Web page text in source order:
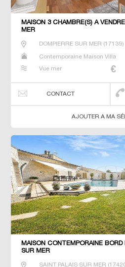
MAISON 3 CHAMBRE(S) À
MER
DOMPIERRE SUR MER (17139)
Contemporaine Maison Villa
Vue mer
CONTACT
AJOUTER A MA
MAISON CONTEMPORAINE BORD
SUR MER
SAINT PALAIS SUR MER (